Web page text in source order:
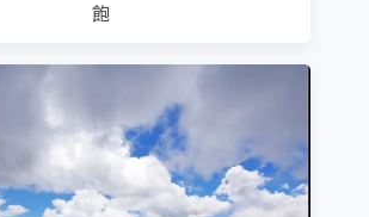
飽